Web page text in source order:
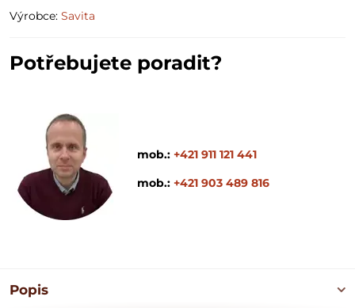
Výrobce: Savita
Potřebujete poradit?
mob.: +421 911 121 441
mob.: +421 903 489 816
Popis